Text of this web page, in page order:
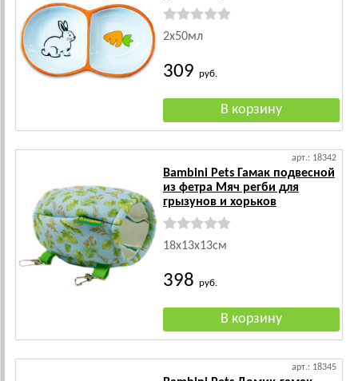
2х50мл
309 руб.
арт.: 18342
Bambini Pets Гамак подвесной
из фетра Мяч регби для
грызунов и хорьков
18х13х13см
398 руб.
арт.: 18345